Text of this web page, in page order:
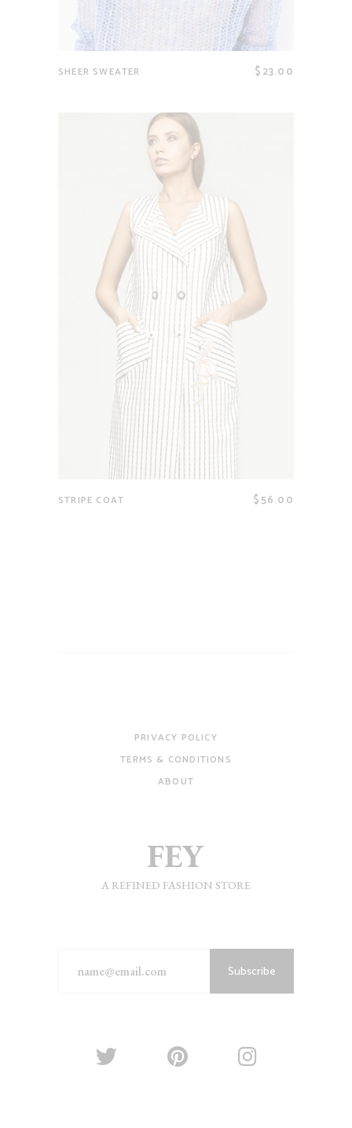
SHEER SWEATER $23.00
STRIPE COAT $56.00
PRIVACY POLICY
TERMS & CONDITIONS
ABOUT
A REFINED FASHION STORE
Subscribe